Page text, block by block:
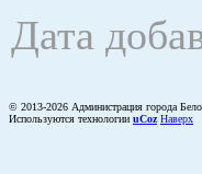
Дата
© 2013-2026 Администрация города
Используются технологии uCoz Наверх